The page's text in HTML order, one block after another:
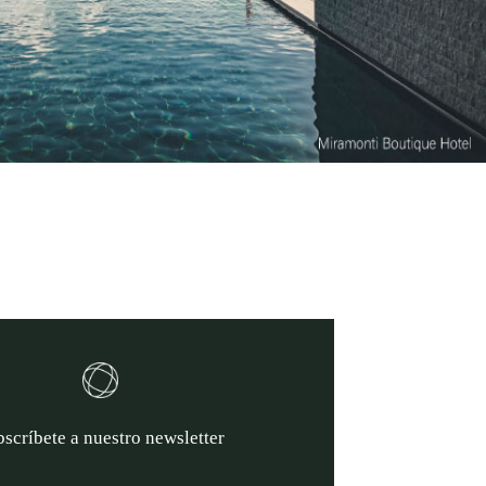
a nuestro newsletter